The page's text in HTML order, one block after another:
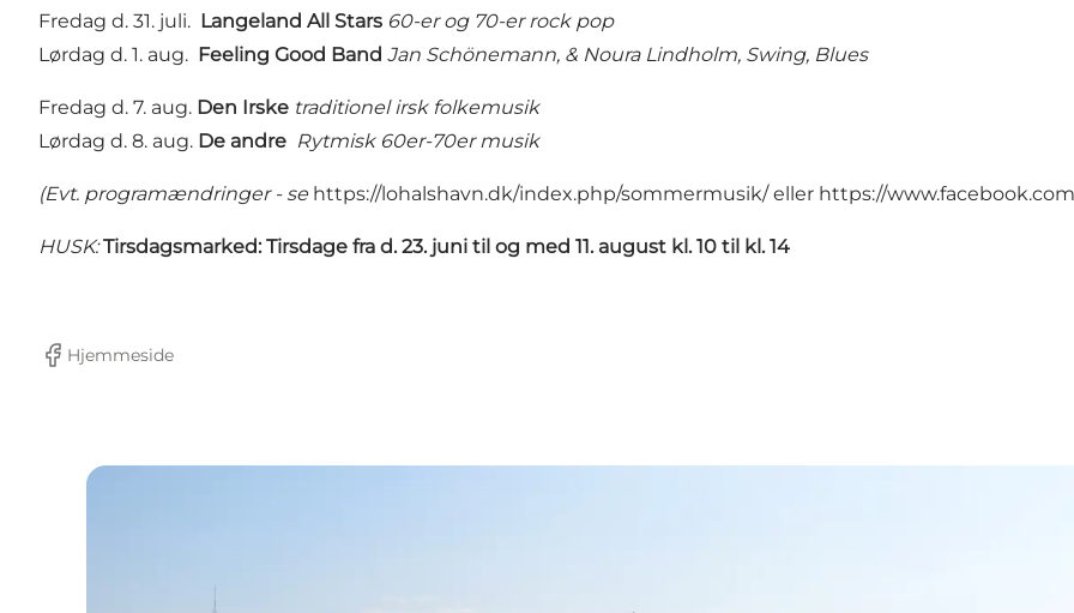
Fredag d. 31. juli. Langeland All Stars 60-er og 70-er rock pop
Lørdag d. 1. aug. Feeling Good Band Jan Schönemann, & Noura Lindholm, Swing, Blues
Fredag d. 7. aug. Den Irske traditionel irsk folkemusik
Lørdag d. 8. aug. De andre Rytmisk 60er-70er musik
(Evt. programændringer - se https://lohalshavn.dk/index.php/sommermusik/eller https://
HUSK:Tirsdagsmarked: Tirsdage fra d. 23. juni til og med 11. august kl. 10 til kl. 14
Facebook
Hjemmeside